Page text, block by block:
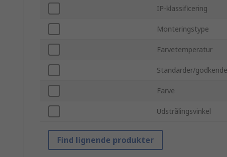
IP-klassificering
Monteringstype
Farvetemperatur
Standarder/
Farve
Udstrålingsvinkel
Find lignende produkter